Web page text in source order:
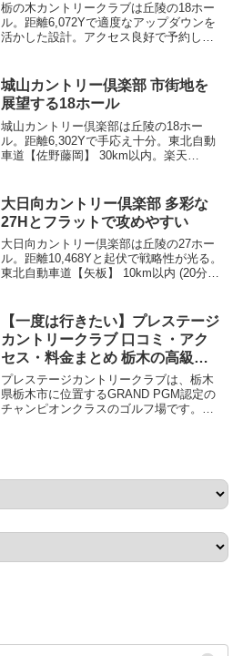
栃の木カントリークラブは丘陵の18ホー
ル。距離6,072Yで適度なアップダウンを
活かした設計。アクセス良好で予約しや
城山カントリー倶楽部 市街地を
展望する18ホール
城山カントリー倶楽部は丘陵の18ホー
ル。距離6,302Yで手応え十分。東北自動
車道【佐野藤岡】 30km以内。楽天
練習環境も整い、初見でも安心です。
大日向カントリー倶楽部 多彩な
27Hとフラットで攻めやすい
大日向カントリー倶楽部は丘陵の27ホー
ル。距離10,468Yと起伏で戦略性が光る。
東北自動車道【矢板】 10km以内 (20分)
ウトと整備で満足度の高い一日を。
【一度は行きたい】プレステージ
カントリークラブ 口コミ・アク
セス・料金まとめ 栃木の高級ゴ
ルフ場を徹底ガイド
プレステージカントリークラブは、栃木
県栃木市に位置するGRAND PGM認定の
チャンピオンクラスのゴルフ場です。フ